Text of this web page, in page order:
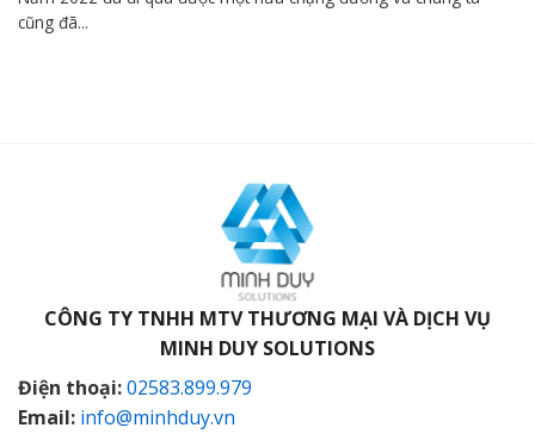
cũng đã...
CÔNG TY TNHH MTV THƯƠNG MẠI VÀ DỊCH VỤ
MINH DUY SOLUTIONS
Điện thoại:02583.899.979
Email: info@minhduy.vn